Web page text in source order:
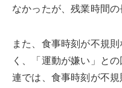
なかったが、残業時間の
また、食事時刻が不規
く、「運動が嫌い」と
連では、食事時刻が不